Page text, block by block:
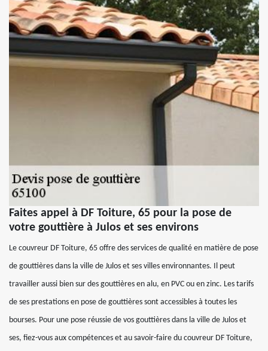
Faites appel à DF Toiture, 65 pour la pose de
votre gouttière à Julos et ses environs
Le couvreur DF Toiture, 65 offre des services de qualité en matière de pose
de gouttières dans la ville de Julos et ses villes environnantes. Il peut
travailler aussi bien sur des gouttières en alu, en PVC ou en zinc. Les tarifs
de ses prestations en pose de gouttières sont accessibles à toutes les
bourses. Pour une pose réussie de vos gouttières dans la ville de Julos et
ses, fiez-vous aux compétences et au savoir-faire du couvreur DF Toiture,